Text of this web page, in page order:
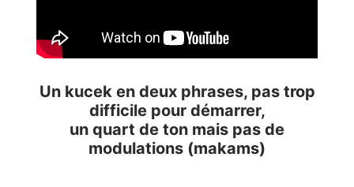
Un kucek en deux phrases, pas trop
difficile pour démarrer,
un quart de ton mais pas de
modulations (makams)